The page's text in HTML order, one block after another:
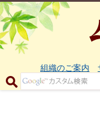
組織のご案内